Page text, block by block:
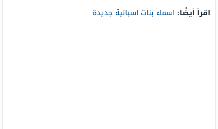
اقرأ أيضًا: اسماء بنات اسبانية جديدة